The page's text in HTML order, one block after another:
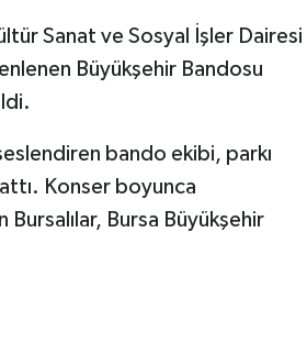
Sanat ve Sosyal İşler Dairesi
Büyükşehir Bandosu
bando ekibi, parkı
Konser boyunca
Bursa Büyükşehir